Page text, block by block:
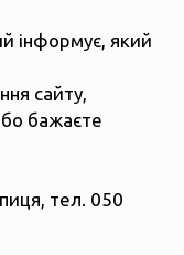
інформує, який
сайту,
бажаєте
тел. 050